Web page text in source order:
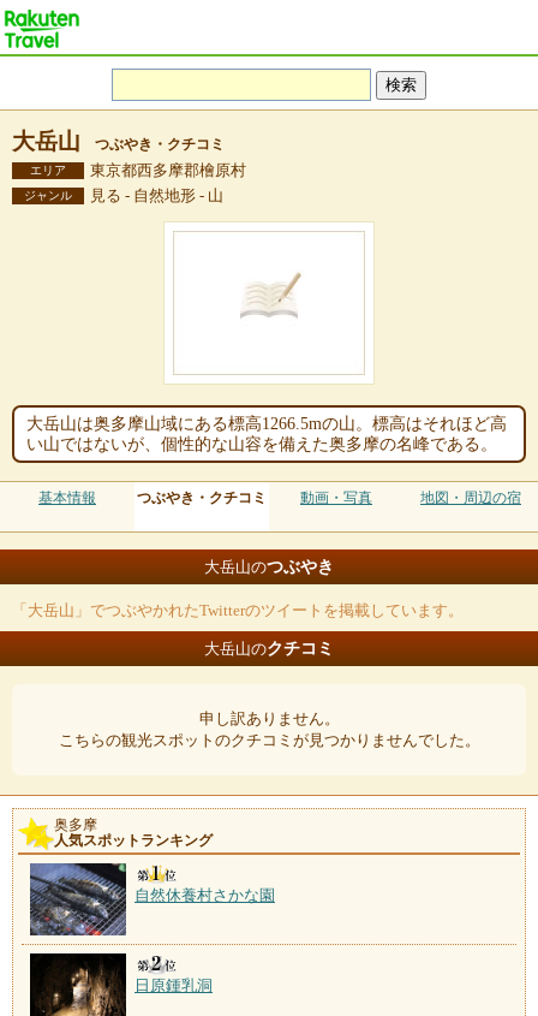
大岳山 つぶやき・クチコミ
エリア 東京都西多摩郡檜原村
ジャンル 見る - 自然地形 - 山
大岳山は奥多摩山域にある標高1266.5mの山。標高はそれほど高
い山ではないが、個性的な山容を備えた奥多摩の名峰である。
基本情報 つぶやき・クチコミ 動画・写真 地図・周辺の宿
大岳山のつぶやき
「大岳山」でつぶやかれたTwitterのツイートを掲載しています。
大岳山のクチコミ
申し訳ありません。
こちらの観光スポットのクチコミが見つかりませんでした。
奥多摩
人気スポットランキング
自然休養村さかな園
日原鍾乳洞